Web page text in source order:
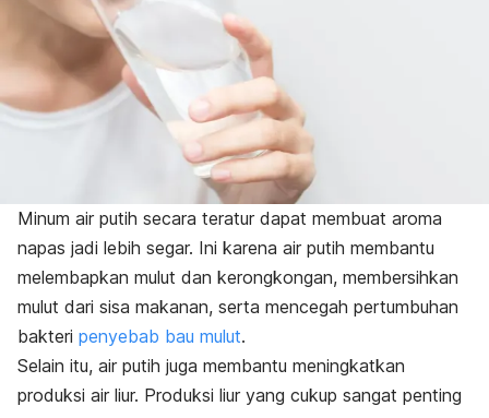
Minum air putih secara teratur dapat membuat aroma
napas jadi lebih segar. Ini karena air putih membantu
melembapkan mulut dan kerongkongan, membersihkan
mulut dari sisa makanan, serta mencegah pertumbuhan
bakteri penyebab bau mulut.
Selain itu, air putih juga membantu meningkatkan
produksi air liur. Produksi liur yang cukup sangat penting